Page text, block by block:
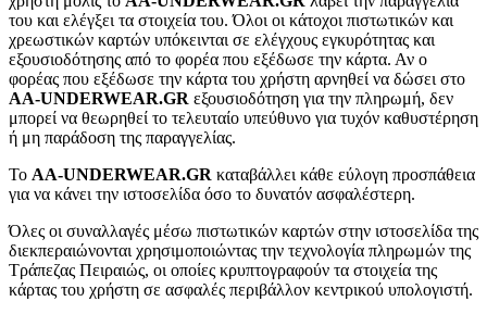
του και ελέγξει τα στοιχεία του. Όλοι οι κάτοχοι πιστωτικών και
χρεωστικών καρτών υπόκεινται σε ελέγχους εγκυρότητας και
εξουσιοδότησης από το φορέα που εξέδωσε την κάρτα. Αν ο
φορέας που εξέδωσε την κάρτα του χρήστη αρνηθεί να δώσει στο
AA-UNDERWEAR.GR εξουσιοδότηση για την πληρωμή, δεν
μπορεί να θεωρηθεί το τελευταίο υπεύθυνο για τυχόν καθυστέρηση
ή μη παράδοση της παραγγελίας.
Το AA-UNDERWEAR.GR καταβάλλει κάθε εύλογη προσπάθεια
για να κάνει την ιστοσελίδα όσο το δυνατόν ασφαλέστερη.
Όλες οι συναλλαγές μέσω πιστωτικών καρτών στην ιστοσελίδα της
διεκπεραιώνονται χρησιμοποιώντας την τεχνολογία πληρωμών της
Τράπεζας Πειραιώς, οι οποίες κρυπτογραφούν τα στοιχεία της
κάρτας του χρήστη σε ασφαλές περιβάλλον κεντρικού υπολογιστή.